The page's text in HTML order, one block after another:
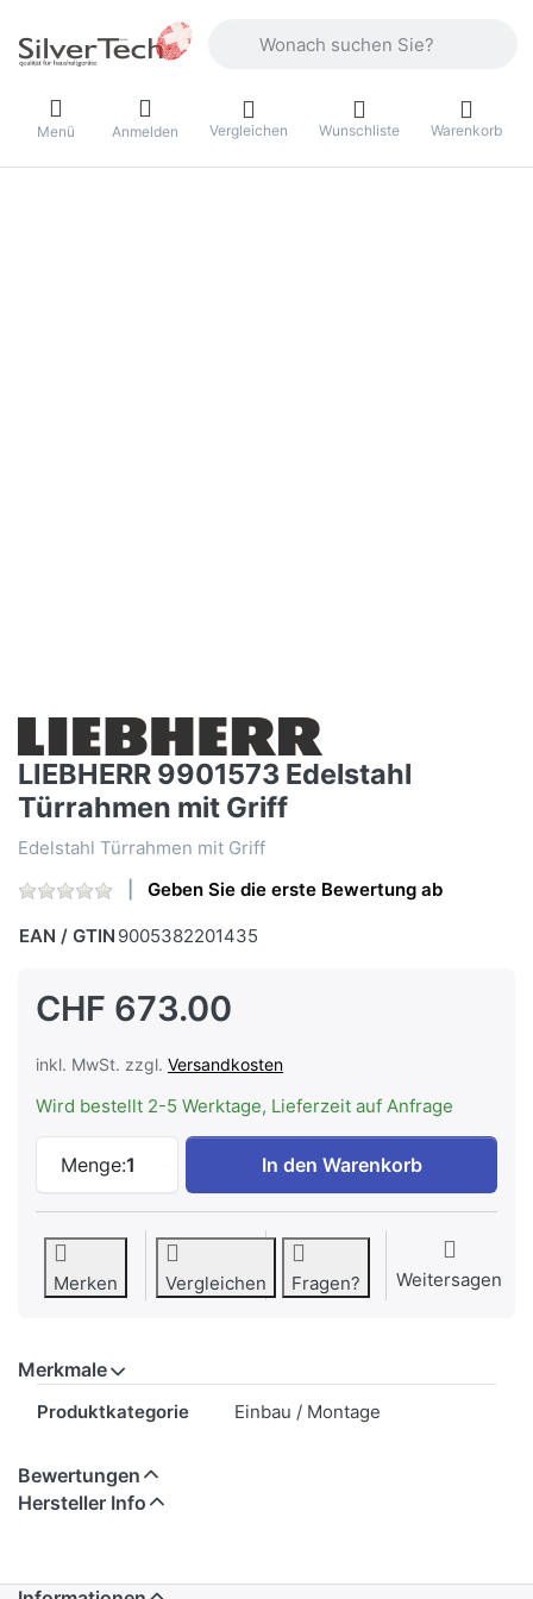
Menü Anmelden Vergleichen Wunschliste Warenkorb
LIEBHERR 9901573 Edelstahl
Türrahmen mit Griff
Edelstahl Türrahmen mit Griff
Geben Sie die erste Bewertung ab
EAN / GTIN 9005382201435
CHF 673.00
inkl. MwSt. zzgl. Versandkosten
Wird bestellt 2-5 Werktage, Lieferzeit auf Anfrage
Menge:1
LIEBHERR 9901573 Edelstahl
In den Warenkorb
Merken Vergleichen Fragen? Weitersagen
Merkmale
Produktkategorie Einbau / Montage
Bewertungen
Hersteller Info